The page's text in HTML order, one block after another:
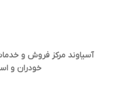
آسیاوند مرکز فروش و
خودران و